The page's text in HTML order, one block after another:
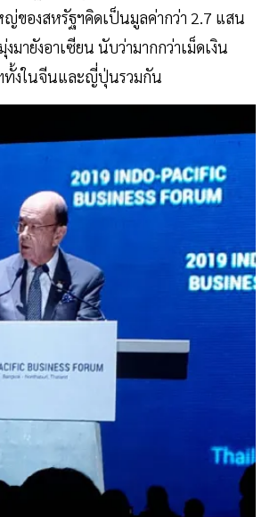
ญ่ของสหรัฐฯคิดเป็นมูลค่ากว่า 2.7 แสน
มายังอาเซียน นับว่ามากกว่าเม็ดเงิน
ทั้งในจีนและญี่ปุ่นรวมกัน